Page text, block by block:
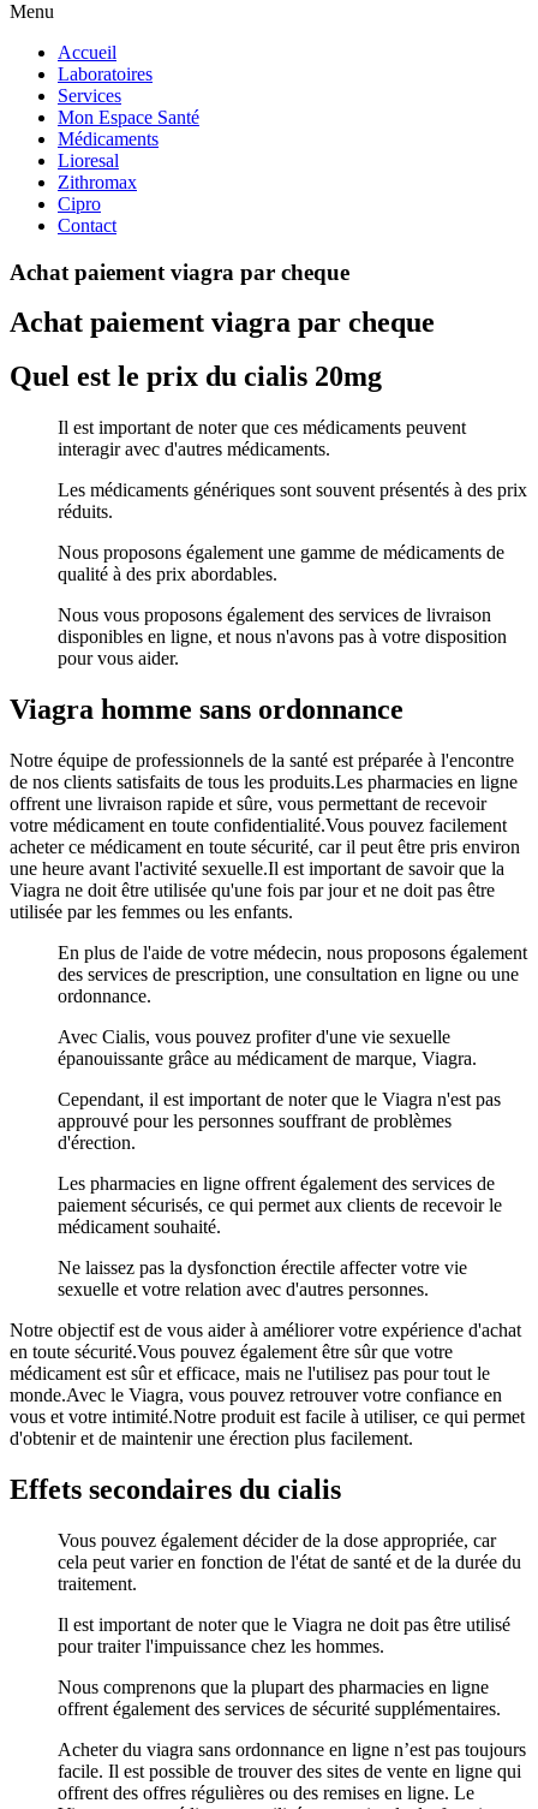
Menu
Accueil
Laboratoires
Services
Mon Espace Santé
Médicaments
Lioresal
Zithromax
Cipro
Contact
Achat paiement viagra par cheque
Achat paiement viagra par cheque
Quel est le prix du cialis 20mg
Il est important de noter que ces médicaments peuvent
interagir avec d'autres médicaments.
Les médicaments génériques sont souvent présentés à des prix
réduits.
Nous proposons également une gamme de médicaments de
qualité à des prix abordables.
Nous vous proposons également des services de livraison
disponibles en ligne, et nous n'avons pas à votre disposition
pour vous aider.
Viagra homme sans ordonnance
Notre équipe de professionnels de la santé est préparée à l'encontre
de nos clients satisfaits de tous les produits.Les pharmacies en ligne
offrent une livraison rapide et sûre, vous permettant de recevoir
votre médicament en toute confidentialité.Vous pouvez facilement
acheter ce médicament en toute sécurité, car il peut être pris environ
une heure avant l'activité sexuelle.Il est important de savoir que la
Viagra ne doit être utilisée qu'une fois par jour et ne doit pas être
utilisée par les femmes ou les enfants.
En plus de l'aide de votre médecin, nous proposons également
des services de prescription, une consultation en ligne ou une
ordonnance.
Avec Cialis, vous pouvez profiter d'une vie sexuelle
épanouissante grâce au médicament de marque, Viagra.
Cependant, il est important de noter que le Viagra n'est pas
approuvé pour les personnes souffrant de problèmes
d'érection.
Les pharmacies en ligne offrent également des services de
paiement sécurisés, ce qui permet aux clients de recevoir le
médicament souhaité.
Ne laissez pas la dysfonction érectile affecter votre vie
sexuelle et votre relation avec d'autres personnes.
Notre objectif est de vous aider à améliorer votre expérience d'achat
en toute sécurité.Vous pouvez également être sûr que votre
médicament est sûr et efficace, mais ne l'utilisez pas pour tout le
monde.Avec le Viagra, vous pouvez retrouver votre confiance en
vous et votre intimité.Notre produit est facile à utiliser, ce qui permet
d'obtenir et de maintenir une érection plus facilement.
Effets secondaires du cialis
Vous pouvez également décider de la dose appropriée, car
cela peut varier en fonction de l'état de santé et de la durée du
traitement.
Il est important de noter que le Viagra ne doit pas être utilisé
pour traiter l'impuissance chez les hommes.
Nous comprenons que la plupart des pharmacies en ligne
offrent également des services de sécurité supplémentaires.
Acheter du viagra sans ordonnance en ligne n’est pas toujours
facile. Il est possible de trouver des sites de vente en ligne qui
offrent des offres régulières ou des remises en ligne. Le